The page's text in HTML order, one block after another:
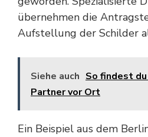
übernehmen die
Aufstellung der Schilder
Siehe auch So findest
Partner vor Ort
Ein Beispiel aus dem